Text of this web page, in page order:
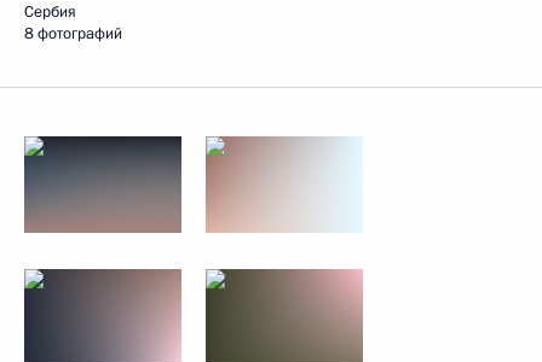
Сербия
8 фотографий